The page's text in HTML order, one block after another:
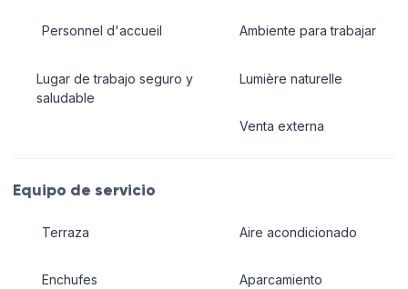
Personnel d'accueil
Lugar de trabajo seguro y
saludable
Ambiente para trabajar
Lumière naturelle
Venta externa
Equipo de servicio
Terraza
Enchufes
Aire acondicionado
Aparcamiento